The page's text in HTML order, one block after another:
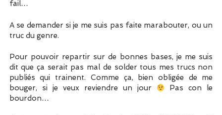
fail…
A se demander si je me suis pas faite marabouter, ou un
truc du genre.
Pour pouvoir repartir sur de bonnes bases, je me suis
dit que ça serait pas mal de solder tous mes trucs non
publiés qui trainent. Comme ça, bien obligée de me
bouger, si je veux reviendre un jour
Pas con le
bourdon…